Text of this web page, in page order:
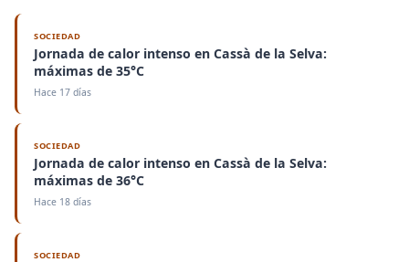
SOCIEDAD
Jornada de calor intenso en Cassà de la Selva:
máximas de 35°C
Hace 17 días
SOCIEDAD
Jornada de calor intenso en Cassà de la Selva:
máximas de 36°C
Hace 18 días
SOCIEDAD